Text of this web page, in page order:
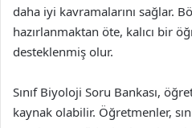
daha iyi kavramalarını sağlar.
hazırlanmaktan öte, kalıcı bir
desteklenmiş olur.
Sınıf Biyoloji Soru Bankası,
kaynak olabilir. Öğretmenler,